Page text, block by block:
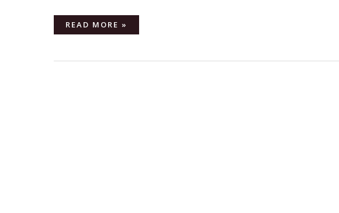
READ MORE »